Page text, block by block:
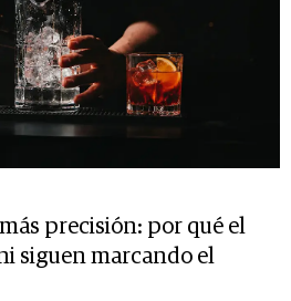
precisión: por qué el
siguen marcando el